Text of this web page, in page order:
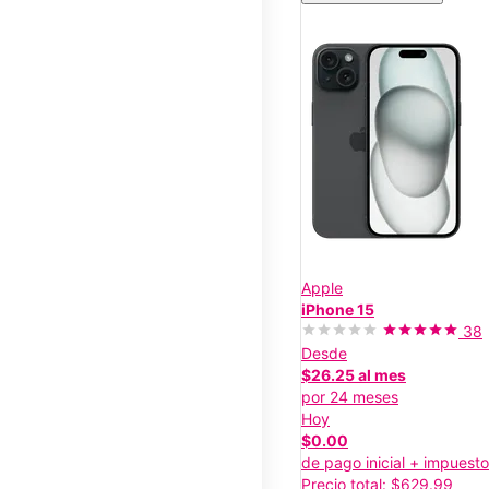
Apple
iPhone 15
38
Desde
$26.25 al mes
por 24 meses
Hoy
$0.00
de pago inicial +
Precio total: $629.99